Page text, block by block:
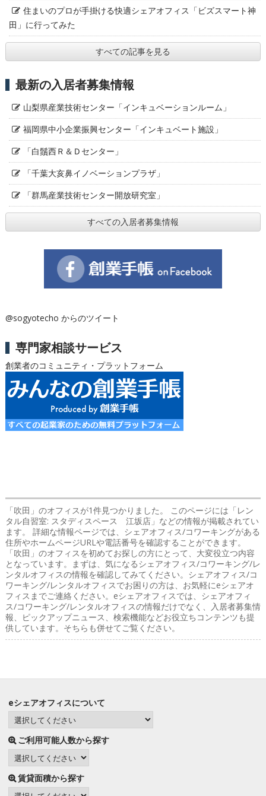
住まいのプロが手掛ける快適シェアオフィス「ビズスマート神
田」に行ってみた
すべての記事を見る
最新の入居者募集情報
山梨県産業技術センター「インキュベーションルーム」
福岡県中小企業振興センター「インキュベート施設」
「白鬚西Ｒ＆Ｄセンター」
「千葉大亥鼻イノベーションプラザ」
「群馬産業技術センター開放研究室」
すべての入居者募集情報
@sogyotecho からのツイート
専門家相談サービス
創業者のコミュニティ・プラットフォーム
「吹田」のオフィスが1件見つかりました。 このページには「レン
タル自習室: スタディスペース 江坂店」などの情報が掲載されてい
ます。 詳細な情報ページでは、シェアオフィス/コワーキングがある
住所やホームページURLや電話番号を確認することができます。
「吹田」のオフィスを初めてお探しの方にとって、大変役立つ内容
となっています。まずは、気になるシェアオフィス/コワーキング/レ
ンタルオフィスの情報を確認してみてください。シェアオフィス/コ
ワーキング/レンタルオフィスでお困りの方は、お気軽にeシェアオ
フィスまでご連絡ください。eシェアオフィスでは、シェアオフィ
ス/コワーキング/レンタルオフィスの情報だけでなく、入居者募集情
報、ピックアップニュース、検索機能などお役立ちコンテンツも提
供しています。そちらも併せてご覧ください。
eシェアオフィスについて
ご利用可能人数から探す
賃貸面積から探す